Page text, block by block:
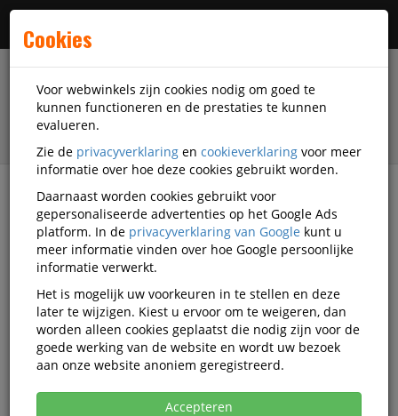
filter
Presentatiemiddelen Multiform
Multiform
presentatiemiddelen
Multiform Displays
Cookies
Voor webwinkels zijn cookies nodig om goed te
kunnen functioneren en de prestaties te kunnen
evalueren.
Zie de privacyverklaring en cookieverklaring voor meer
informatie over hoe deze cookies gebruikt worden.
Daarnaast worden cookies gebruikt voor
gepersonaliseerde advertenties op het Google Ads
platform. In de privacyverklaring van Google kunt u
meer informatie vinden over hoe Google persoonlijke
informatie verwerkt.
Het is mogelijk uw voorkeuren in te stellen en deze
later te wijzigen. Kiest u ervoor om te weigeren, dan
worden alleen cookies geplaatst die nodig zijn voor de
goede werking van de website en wordt uw bezoek
aan onze website anoniem geregistreerd.
Accepteren